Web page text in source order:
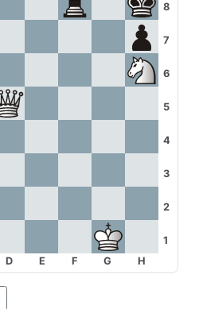
1
2
3
4
5
6
7
8
D E F G H